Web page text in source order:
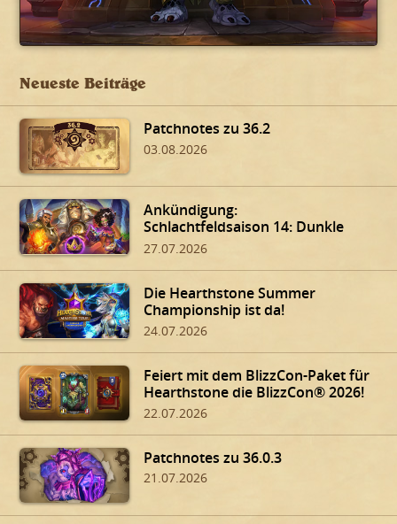
Neueste Beiträge
Patchnotes zu 36.2
03.08.2026
Ankündigung:
Schlachtfeldsaison 14: Dunkle
Gaben von Dalaran!
27.07.2026
Die Hearthstone Summer
Championship ist da!
24.07.2026
Feiert mit dem BlizzCon-Paket für
Hearthstone die BlizzCon® 2026!
22.07.2026
Patchnotes zu 36.0.3
21.07.2026